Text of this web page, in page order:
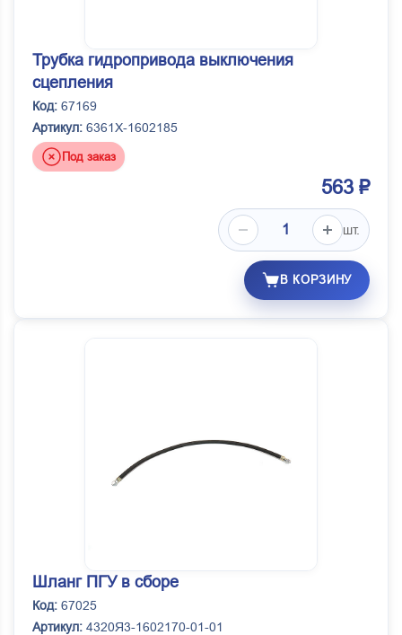
Трубка гидропривода выключения
сцепления
Код: 67169
Артикул: 6361Х-1602185
Под заказ
563 ₽
шт.
В КОРЗИНУ
Шланг ПГУ в сборе
Код: 67025
Артикул: 4320Я3-1602170-01-01